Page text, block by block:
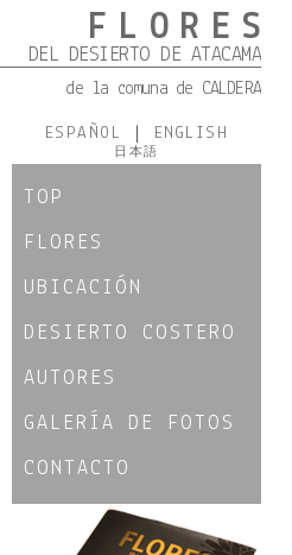
FLORES
DEL DESIERTO DE ATACAMA
de la comuna de CALDERA
ESPAÑOL ENGLISH
日本語
TOP
FLORES
UBICACIÓN
DESIERTO COSTERO
AUTORES
GALERÍA DE FOTOS
CONTACTO